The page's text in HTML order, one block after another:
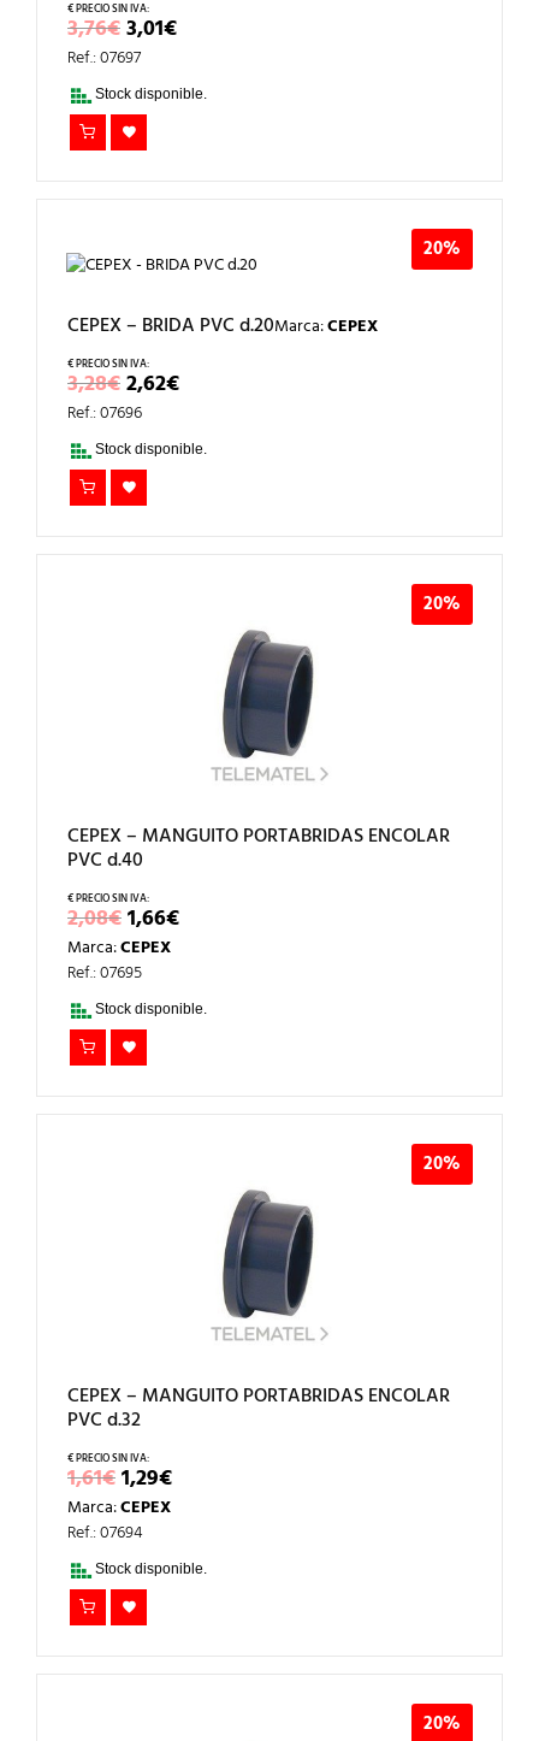
3,76€EL
PRECIO
ORIGINAL
ERA:
3,76€.
3,01€EL
PRECIO
ES:
3,01€.
Ref.: 07697
Stock disponible.
20%
CEPEX – BRIDA PVC d.20
3,28€EL
PRECIO
ORIGINAL
ERA:
3,28€.
2,62€EL
PRECIO
ES:
2,62€.
Marca:CEPEX
Ref.: 07696
Stock disponible.
20%
CEPEX – MANGUITO PORTABRIDAS ENCOLAR
PVC d.40
2,08€EL
PRECIO
ORIGINAL
ERA:
2,08€.
1,66€EL
PRECIO
1,66€.
Marca:CEPEX
Ref.: 07695
Stock disponible.
20%
CEPEX – MANGUITO PORTABRIDAS ENCOLAR
PVC d.32
1,61€EL
PRECIO
ORIGINAL
ERA:
1,61€.
1,29€EL
PRECIO
1,29€.
Marca:CEPEX
Ref.: 07694
Stock disponible.
20%